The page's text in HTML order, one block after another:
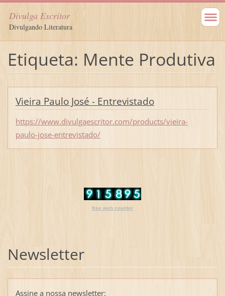
Divulga Escritor
Divulgando Literatura
Etiqueta: Mente Produtiva
Vieira Paulo José - Entrevistado
https://www.divulgaescritor.com/products/vieira-
paulo-jose-entrevistado/
free web counter
Newsletter
Assine a nossa newsletter: